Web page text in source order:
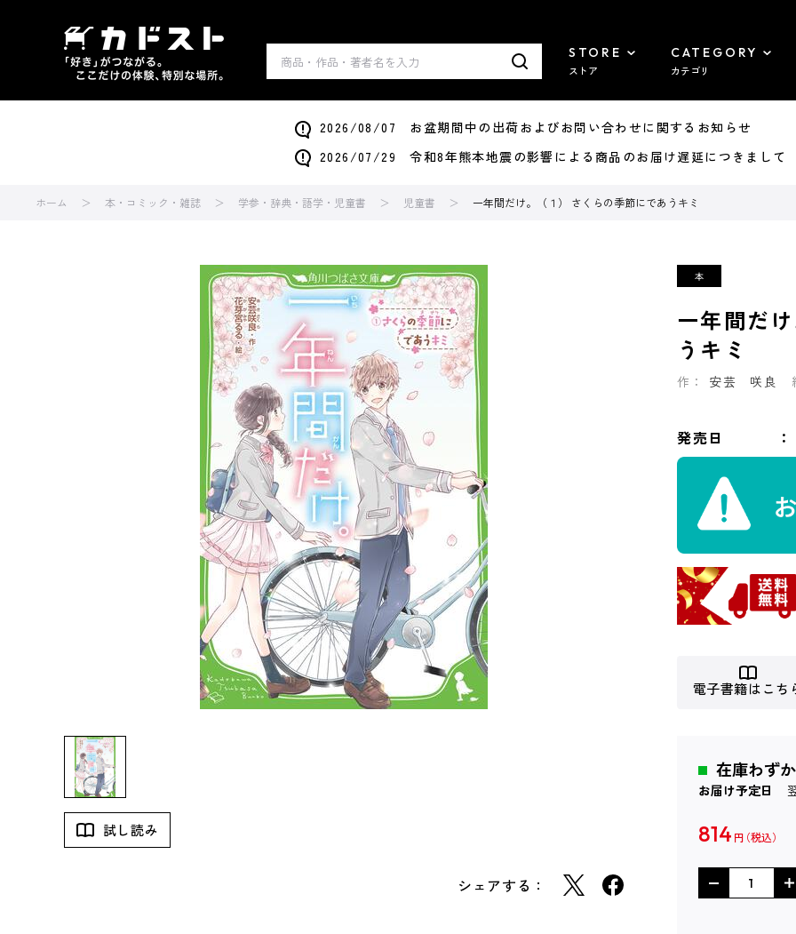
STORE
ストア
CATEGORY
カテゴリ
2026/08/07 お盆期間中の出荷およびお問い合わせに関するお知らせ
2026/07/29 令和8年熊本地震の影響による商品のお届け遅延につきまして
ホーム 本・コミック・雑誌 学参・辞典・語学・児童書 児童書 一年間だけ。（１） さくらの季節にであうキミ
試し読み
シェアする：
一年間だ
うキミ
作： 安芸 咲良
発売日
電子書籍はこち
在庫わずか
お届け予定日
814 円